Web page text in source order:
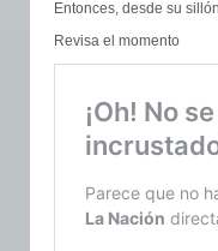
Entonces, desde su
Revisa el momento